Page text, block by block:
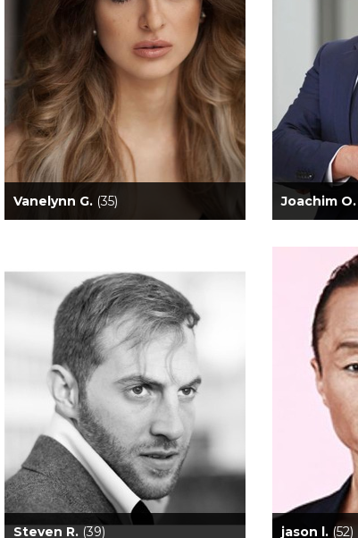
Vanelynn G. (35) Joachim O.
Steven R. (39) jason l. (52)